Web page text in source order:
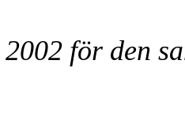
för den